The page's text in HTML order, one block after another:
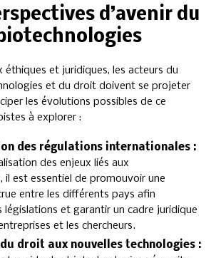
d’avenir du
éthiques et juridiques, les acteurs du
et du droit doivent se projeter
les évolutions possibles de ce
à explorer :
des régulations internationales :
des enjeux liés aux
il est essentiel de promouvoir une
entre les différents pays afin
législations et garantir un cadre juridique
et les chercheurs.
droit aux nouvelles technologies :